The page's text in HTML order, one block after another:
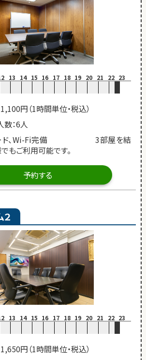
13 14 15 16 17 18 19 20 21 22 23
円（1時間単位・税込）
：6人
ード、Wi-Fi完備 3部屋を結
もご利用可能です。
予約する
13 14 15 16 17 18 19 20 21 22 23
円（1時間単位・税込）